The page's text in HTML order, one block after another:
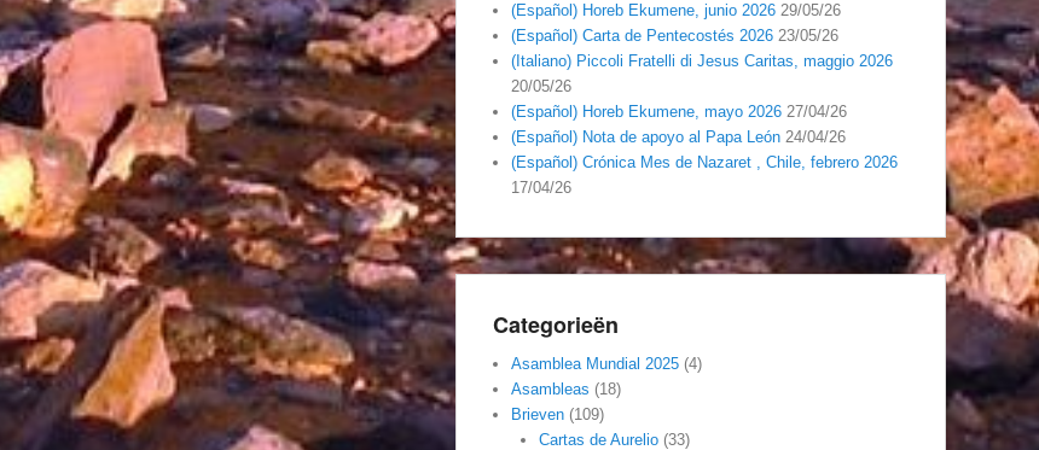
(Español) Horeb Ekumene, junio 2026 29/05/26
(Español) Carta de Pentecostés 2026 23/05/26
(Italiano) Piccoli Fratelli di Jesus Caritas, maggio 2026
20/05/26
(Español) Horeb Ekumene, mayo 2026 27/04/26
(Español) Nota de apoyo al Papa León 24/04/26
(Español) Crónica Mes de Nazaret , Chile, febrero 2026
17/04/26
Categorieën
Asamblea Mundial 2025 (4)
Asambleas (18)
Brieven (109)
Cartas de Aurelio(33)